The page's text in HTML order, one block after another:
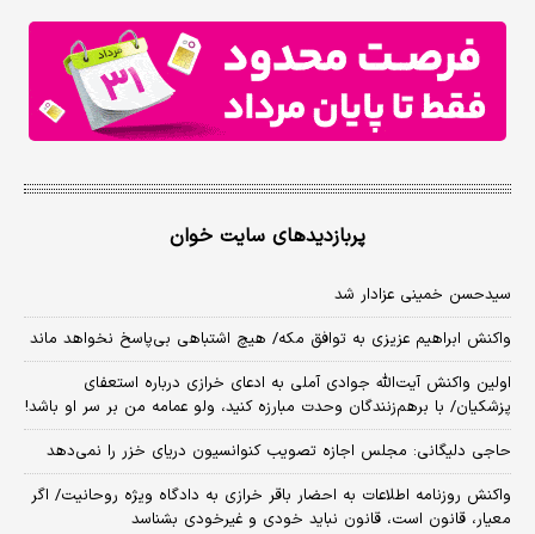
پربازدیدهای سایت خوان
سیدحسن خمینی عزادار شد
واکنش ابراهیم عزیزی به توافق مکه/ هیچ اشتباهی بی‌پاسخ نخواهد ماند
اولین واکنش آیت‌الله جوادی آملی به ادعای خرازی درباره استعفای
پزشکیان/ با برهم‌زنندگان وحدت مبارزه کنید، ولو عمامه من بر سر او باشد!
حاجی دلیگانی: مجلس اجازه تصویب کنوانسیون دریای خزر را نمی‌دهد
واکنش روزنامه اطلاعات به احضار باقر خرازی به دادگاه ویژه روحانیت/ اگر
معیار، قانون است، قانون نباید خودی و غیرخودی بشناسد